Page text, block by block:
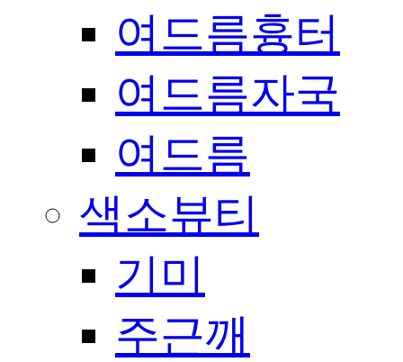
여드름흉터
여드름자국
여드름
색소뷰티
기미
주근깨